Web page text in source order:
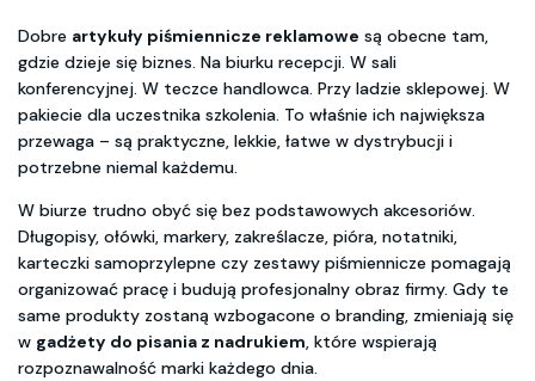
Dobre artykuły piśmiennicze reklamowe są obecne tam,
gdzie dzieje się biznes. Na biurku recepcji. W sali
konferencyjnej. W teczce handlowca. Przy ladzie sklepowej. W
pakiecie dla uczestnika szkolenia. To właśnie ich największa
przewaga – są praktyczne, lekkie, łatwe w dystrybucji i
potrzebne niemal każdemu.
W biurze trudno obyć się bez podstawowych akcesoriów.
Długopisy, ołówki, markery, zakreślacze, pióra, notatniki,
karteczki samoprzylepne czy zestawy piśmiennicze pomagają
organizować pracę i budują profesjonalny obraz firmy. Gdy te
same produkty zostaną wzbogacone o branding, zmieniają się
w gadżety do pisania z nadrukiem, które wspierają
rozpoznawalność marki każdego dnia.